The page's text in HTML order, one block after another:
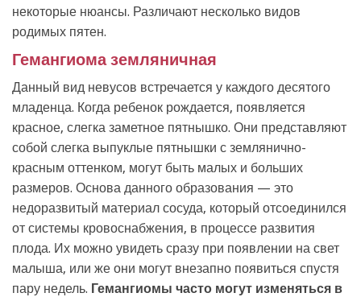
некоторые нюансы. Различают несколько видов
родимых пятен.
Гемангиома земляничная
Данный вид невусов встречается у каждого десятого
младенца. Когда ребенок рождается, появляется
красное, слегка заметное пятнышко. Они представляют
собой слегка выпуклые пятнышки с землянично-
красным оттенком, могут быть малых и больших
размеров. Основа данного образования — это
недоразвитый материал сосуда, который отсоединился
от системы кровоснабжения, в процессе развития
плода. Их можно увидеть сразу при появлении на свет
малыша, или же они могут внезапно появиться спустя
пару недель. Гемангиомы часто могут изменяться в